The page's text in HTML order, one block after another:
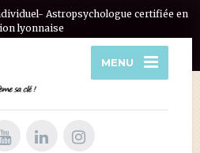
Astropsychologue certifiée en
lyonnaise
MENU